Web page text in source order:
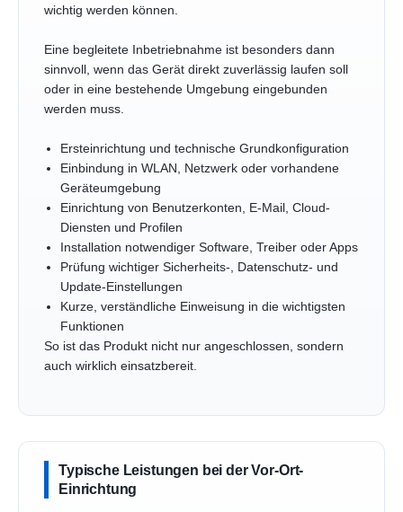
wichtig werden können.
Eine begleitete Inbetriebnahme ist besonders dann
sinnvoll, wenn das Gerät direkt zuverlässig laufen soll
oder in eine bestehende Umgebung eingebunden
werden muss.
Ersteinrichtung und technische Grundkonfiguration
Einbindung in WLAN, Netzwerk oder vorhandene
Geräteumgebung
Einrichtung von Benutzerkonten, E-Mail, Cloud-
Diensten und Profilen
Installation notwendiger Software, Treiber oder Apps
Prüfung wichtiger Sicherheits-, Datenschutz- und
Update-Einstellungen
Kurze, verständliche Einweisung in die wichtigsten
Funktionen
So ist das Produkt nicht nur angeschlossen, sondern
auch wirklich einsatzbereit.
Typische Leistungen bei der Vor-Ort-
Einrichtung